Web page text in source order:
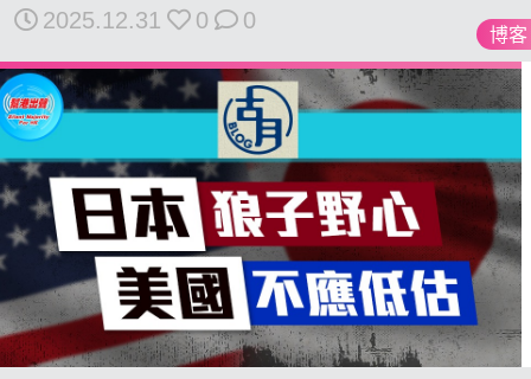
博客
2025.12.31 0 0